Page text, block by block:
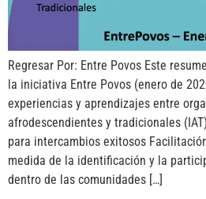
Regresar Por: Entre Povos Este
la iniciativa Entre Povos (enero de
experiencias y aprendizajes entre
afrodescendientes y tradicionales
para intercambios exitosos
medida de la identificación y la
dentro de las comunidades […]